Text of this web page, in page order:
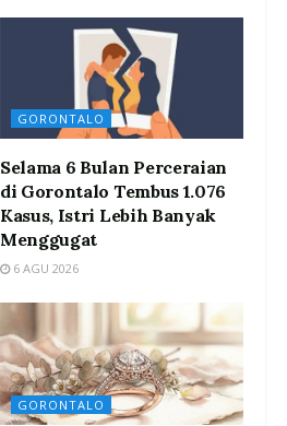
GORONTALO
Selama 6 Bulan Perceraian
di Gorontalo Tembus 1.076
Kasus, Istri Lebih Banyak
Menggugat
6 AGU 2026
GORONTALO